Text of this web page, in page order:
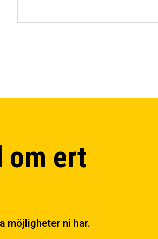
om ert
möjligheter ni har.